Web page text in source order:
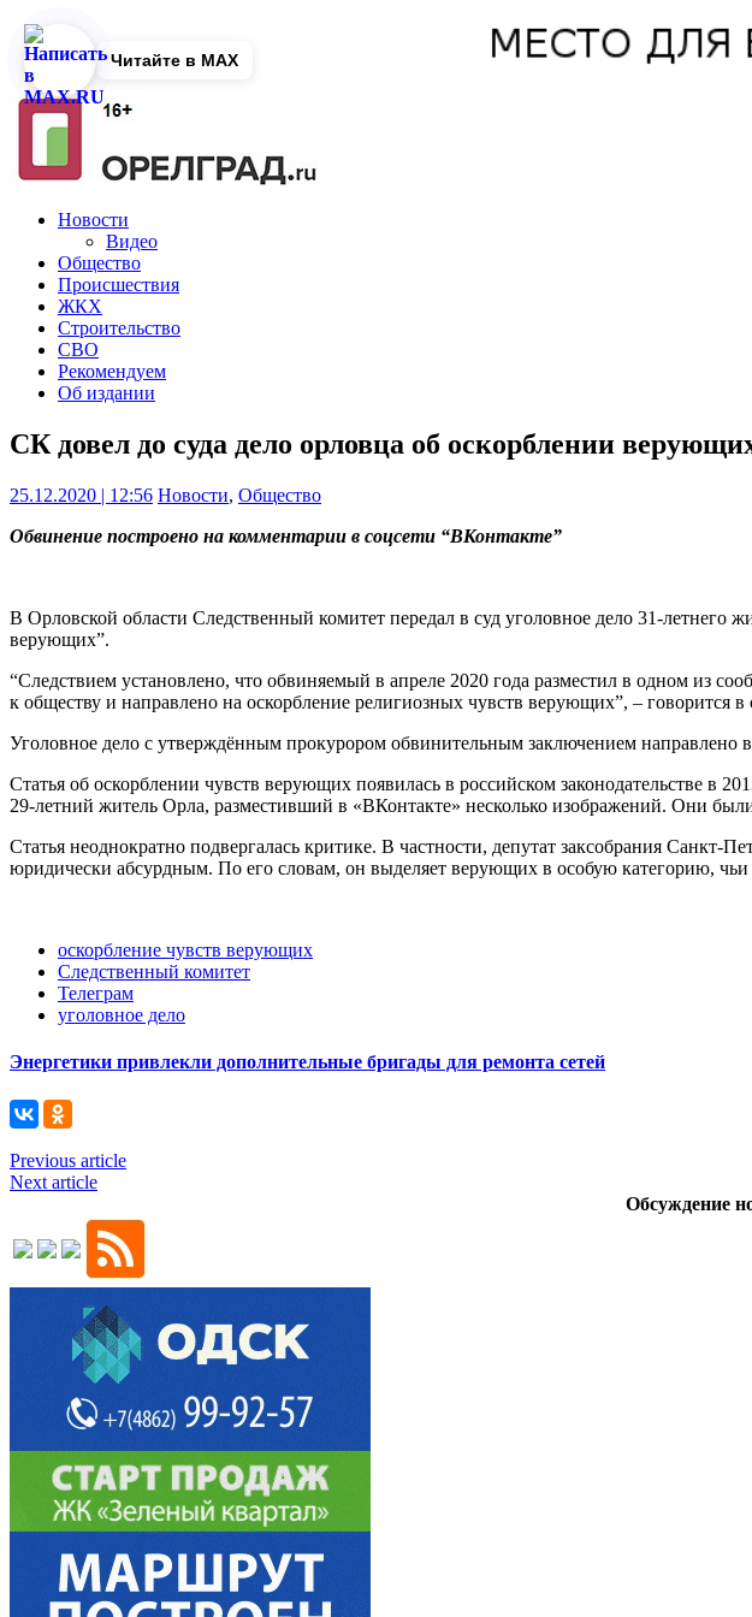
Новости
Видео
Общество
Происшествия
ЖКХ
Строительство
СВО
Рекомендуем
Об издании
СК довел до суда дело орловца об оскорблении
25.12.2020 | 12:56 Новости, Общество
Обвинение построено на комментарии в соцсети “ВКонтакте”
В Орловской области Следственный комитет передал в суд уголовное дело 31-летнего
верующих”.
“Следствием установлено, что обвиняемый в апреле 2020 года разместил в одном из
к обществу и направлено на оскорбление религиозных чувств верующих”, – говорится
Уголовное дело с утверждённым прокурором обвинительным заключением направлено в
Статья об оскорблении чувств верующих появилась в российском законодательстве в
29-летний житель Орла, разместивший в «ВКонтакте» несколько изображений. Они
Статья неоднократно подвергалась критике. В частности, депутат заксобрания Санкт-
юридически абсурдным. По его словам, он выделяет верующих в особую категорию, чьи
оскорбление чувств верующих
Следственный комитет
Телеграм
уголовное дело
Энергетики привлекли дополнительные бригады для ремонта сетей
Previous article
Next article
Обсуждение
Читайте в MAX